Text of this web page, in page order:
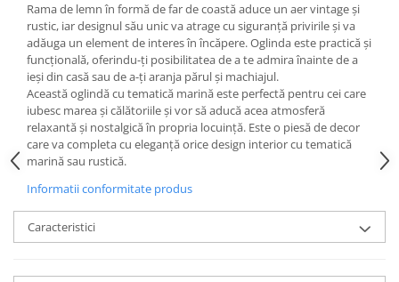
Rama de lemn în formă de far de coastă aduce un aer vintage și
rustic, iar designul său unic va atrage cu siguranță privirile și va
adăuga un element de interes în încăpere. Oglinda este practică și
funcțională, oferindu-ți posibilitatea de a te admira înainte de a
ieși din casă sau de a-ți aranja părul și machiajul.
Această oglindă cu tematică marină este perfectă pentru cei care
iubesc marea și călătoriile și vor să aducă acea atmosferă
relaxantă și nostalgică în propria locuință. Este o piesă de decor
care va completa cu eleganță orice design interior cu tematică
marină sau rustică.
Informatii conformitate produs
Caracteristici